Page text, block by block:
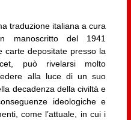
traduzione italiana a cura
manoscritto del 1941
carte depositate presso la
può rivelarsi molto
alla luce di un suo
decadenza della civiltà e
ideologiche e
come l’attuale, in cui i